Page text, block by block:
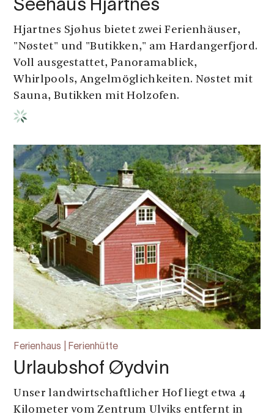
Seehaus Hjartnes
Hjartnes Sjøhus bietet zwei Ferienhäuser,
"Nøstet" und "Butikken," am Hardangerfjord.
Voll ausgestattet, Panoramablick,
Whirlpools, Angelmöglichkeiten. Nøstet mit
Sauna, Butikken mit Holzofen.
Ferienhaus | Ferienhütte
Urlaubshof Øydvin
Unser landwirtschaftlicher Hof liegt etwa 4
Kilometer vom Zentrum Ulviks entfernt in